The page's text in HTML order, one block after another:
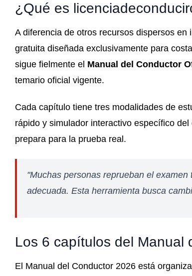
¿Qué es
A diferencia de otros recursos dispersos en
gratuita diseñada exclusivamente para
sigue fielmente el Manual del Conductor
temario oficial vigente.
Cada capítulo tiene tres modalidades de
rápido y simulador interactivo específico
prepara para la prueba real.
"Muchas personas reprueban el
adecuada. Esta herramienta busca
Los 6 capítulos del Manual
El Manual del Conductor 2026 está